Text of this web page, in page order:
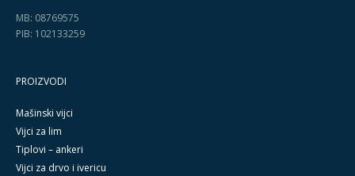
MB: 08769575
PIB: 102133259
PROIZVODI
Mašinski vijci
Vijci za lim
Tiplovi – ankeri
Vijci za drvo i ivericu